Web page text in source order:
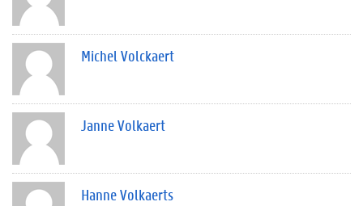
Michel Volckaert
Janne Volkaert
Hanne Volkaerts